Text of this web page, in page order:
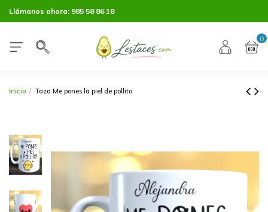
Llámanos ahora: 985 58 86 18
0
Inicio Taza Me pones la piel de pollito